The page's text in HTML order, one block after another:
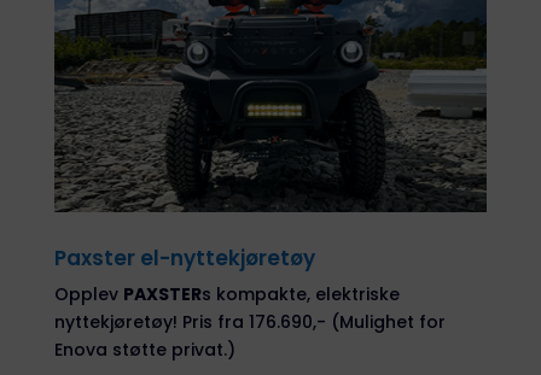
Paxster el-nyttekjøretøy
Opplev PAXSTERs kompakte, elektriske
nyttekjøretøy! Pris fra 176.690,- (Mulighet for
Enova støtte privat.)